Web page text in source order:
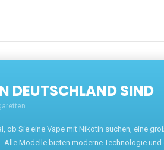
DEUTSCHLAND SIND
Sie eine Vape mit Nikotin suchen, eine
Modelle bieten moderne Technologie